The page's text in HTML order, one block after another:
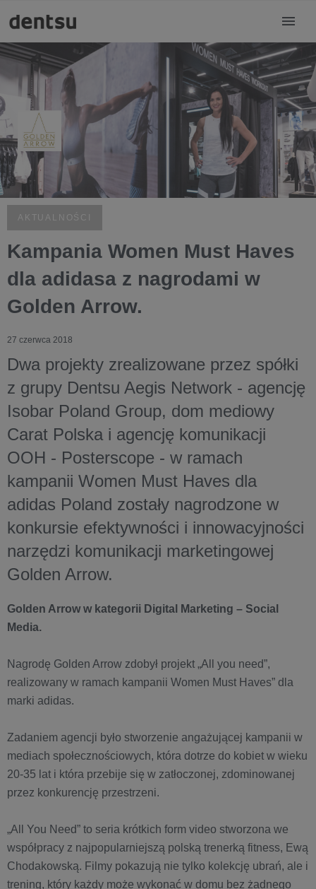
AKTUALNOŚCI
Kampania Women Must Haves
dla adidasa z nagrodami w
Golden Arrow.
27 czerwca 2018
Dwa projekty zrealizowane przez spółki
z grupy Dentsu Aegis Network - agencję
Isobar Poland Group, dom mediowy
Carat Polska i agencję komunikacji
OOH - Posterscope - w ramach
kampanii Women Must Haves dla
adidas Poland zostały nagrodzone w
konkursie efektywności i innowacyjności
narzędzi komunikacji marketingowej
Golden Arrow.
Golden Arrow w kategorii Digital Marketing – Social
Media.
Nagrodę Golden Arrow zdobył projekt „All you need”,
realizowany w ramach kampanii Women Must Haves” dla
marki adidas.
Zadaniem agencji było stworzenie angażującej kampanii w
mediach społecznościowych, która dotrze do kobiet w wieku
20-35 lat i która przebije się w zatłoczonej, zdominowanej
przez konkurencję przestrzeni.
„All You Need” to seria krótkich form video stworzona we
współpracy z najpopularniejszą polską trenerką fitness, Ewą
Chodakowską. Filmy pokazują nie tylko kolekcję ubrań, ale i
trening, który każdy może wykonać w domu bez żadnego